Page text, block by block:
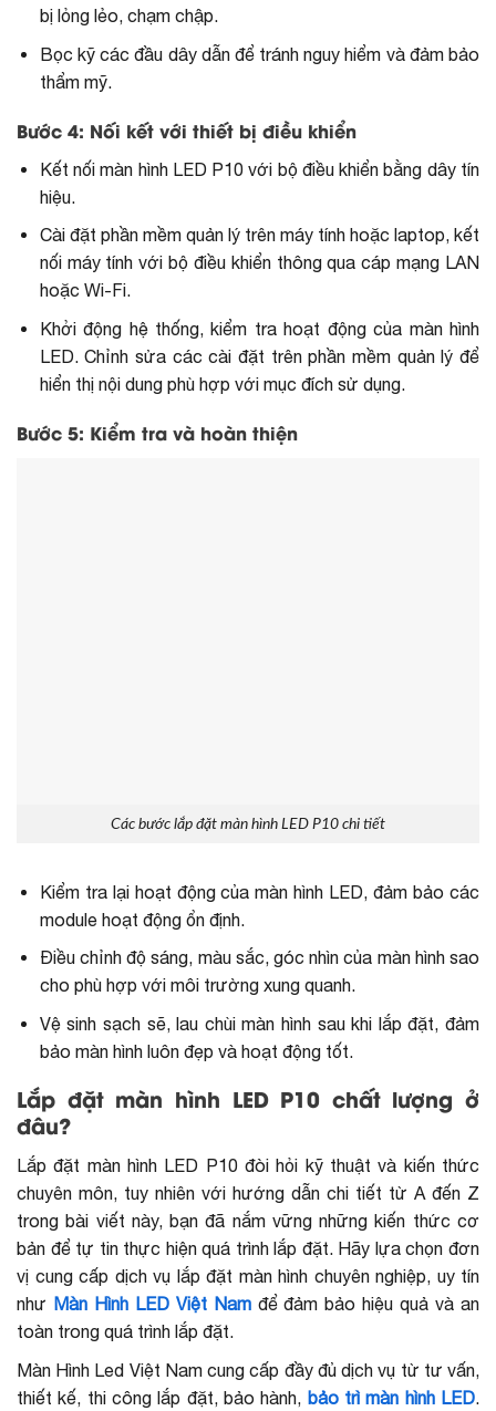
bị lỏng lẻo, chạm chập.
Bọc kỹ các đầu dây dẫn để tránh nguy hiểm và đảm bảo
thẩm mỹ.
Bước 4: Nối kết với thiết bị điều khiển
Kết nối màn hình LED P10 với bộ điều khiển bằng dây tín
hiệu.
Cài đặt phần mềm quản lý trên máy tính hoặc laptop, kết
nối máy tính với bộ điều khiển thông qua cáp mạng LAN
hoặc Wi-Fi.
Khởi động hệ thống, kiểm tra hoạt động của màn hình
LED. Chỉnh sửa các cài đặt trên phần mềm quản lý để
hiển thị nội dung phù hợp với mục đích sử dụng.
Bước 5: Kiểm tra và hoàn thiện
Các bước lắp đặt màn hình LED P10 chi tiết
Kiểm tra lại hoạt động của màn hình LED, đảm bảo các
module hoạt động ổn định.
Điều chỉnh độ sáng, màu sắc, góc nhìn của màn hình sao
cho phù hợp với môi trường xung quanh.
Vệ sinh sạch sẽ, lau chùi màn hình sau khi lắp đặt, đảm
bảo màn hình luôn đẹp và hoạt động tốt.
Lắp đặt màn hình LED P10 chất lượng ở
đâu?
Lắp đặt màn hình LED P10 đòi hỏi kỹ thuật và kiến thức
chuyên môn, tuy nhiên với hướng dẫn chi tiết từ A đến Z
trong bài viết này, bạn đã nắm vững những kiến thức cơ
bản để tự tin thực hiện quá trình lắp đặt. Hãy lựa chọn đơn
vị cung cấp dịch vụ lắp đặt màn hình chuyên nghiệp, uy tín
như Màn Hình LED Việt Namđể đảm bảo hiệu quả và an
toàn trong quá trình lắp đặt.
Màn Hình Led Việt Nam cung cấp đầy đủ dịch vụ từ tư vấn,
thiết kế, thi công lắp đặt, bảo hành, bảo trì màn hình LED.